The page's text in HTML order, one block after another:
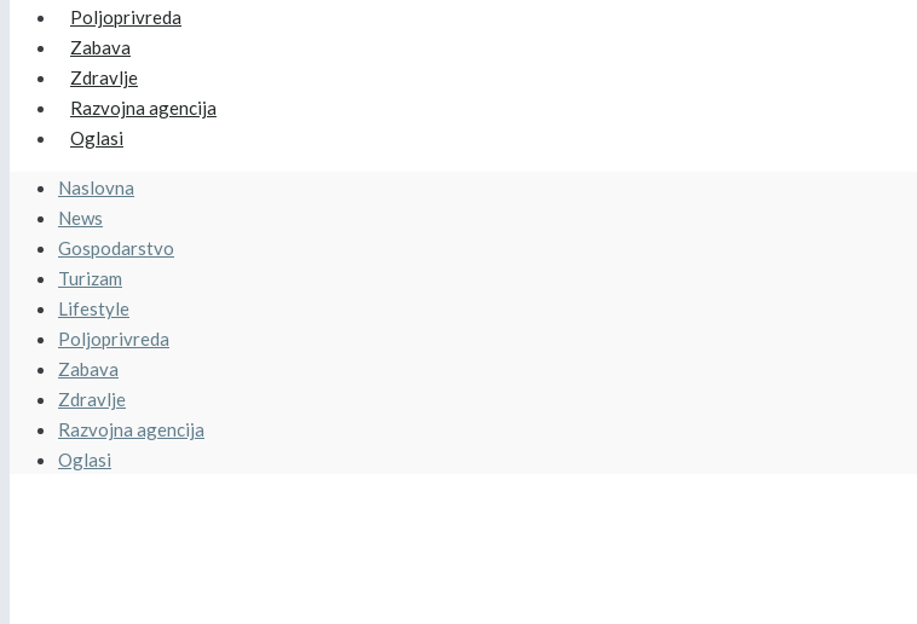
Poljoprivreda
Zabava
Zdravlje
Razvojna agencija
Oglasi
Naslovna
News
Gospodarstvo
Turizam
Lifestyle
Poljoprivreda
Zabava
Zdravlje
Razvojna agencija
Oglasi